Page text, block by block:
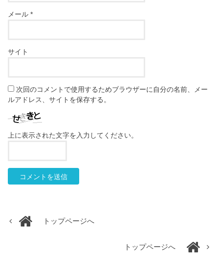
メール*
サイト
次回のコメントで使用するためブラウザーに自分の名前、メー
ルアドレス、サイトを保存する。
上に表示された文字を入力してください。
トップページへ
トップページへ